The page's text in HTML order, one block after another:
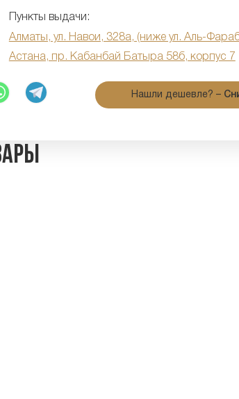
Пункты выдачи:
Алматы, ул. Навои, 328а, (ниже ул. Аль-
Астана, пр. Кабанбай Батыра 58б, корпус 7
Нашли дешевле? –